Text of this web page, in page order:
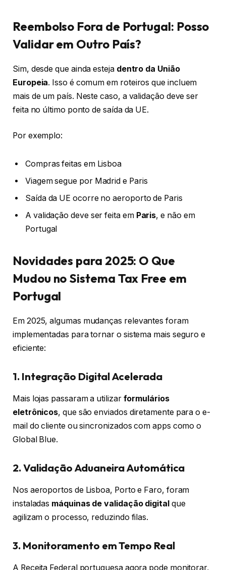
Reembolso Fora de Portugal: Posso
Validar em Outro País?
Sim, desde que ainda esteja dentro da União
Europeia. Isso é comum em roteiros que incluem
mais de um país. Neste caso, a validação deve ser
feita no último ponto de saída da UE.
Por exemplo:
Compras feitas em Lisboa
Viagem segue por Madrid e Paris
Saída da UE ocorre no aeroporto de Paris
A validação deve ser feita em Paris, e não em
Portugal
Novidades para 2025: O Que
Mudou no Sistema Tax Free em
Portugal
Em 2025, algumas mudanças relevantes foram
implementadas para tornar o sistema mais seguro e
eficiente:
1. Integração Digital Acelerada
Mais lojas passaram a utilizar formulários
eletrônicos, que são enviados diretamente para o e-
mail do cliente ou sincronizados com apps como o
Global Blue.
2. Validação Aduaneira Automática
Nos aeroportos de Lisboa, Porto e Faro, foram
instaladas máquinas de validação digitalque
agilizam o processo, reduzindo filas.
3. Monitoramento em Tempo Real
A Receita Federal portuguesa agora pode monitorar,